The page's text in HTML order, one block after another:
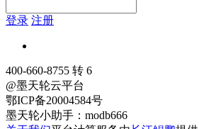
登录 注册
400-660-8755 转 6
@墨天轮云平台
鄂ICP备20004584号
墨天轮小助手：modb666